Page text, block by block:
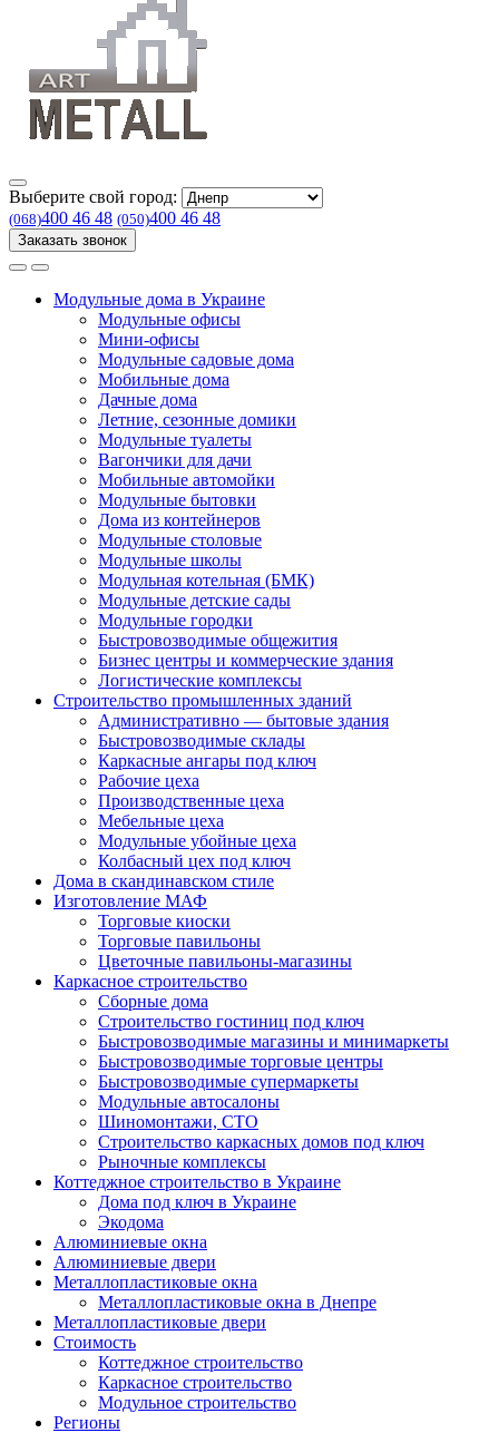
Выберите свой город:
(068)400 46 48 (050)400 46 48
Заказать звонок
Модульные дома в Украине
Модульные офисы
Мини-офисы
Модульные садовые дома
Мобильные дома
Дачные дома
Летние, сезонные домики
Модульные туалеты
Вагончики для дачи
Мобильные автомойки
Модульные бытовки
Дома из контейнеров
Модульные столовые
Модульные школы
Модульная котельная (БМК)
Модульные детские сады
Модульные городки
Быстровозводимые общежития
Бизнес центры и коммерческие здания
Логистические комплексы
Строительство промышленных зданий
Административно — бытовые здания
Быстровозводимые склады
Каркасные ангары под ключ
Рабочие цеха
Производственные цеха
Мебельные цеха
Модульные убойные цеха
Колбасный цех под ключ
Дома в скандинавском стиле
Изготовление МАФ
Торговые киоски
Торговые павильоны
Цветочные павильоны-магазины
Каркасное строительство
Сборные дома
Строительство гостиниц под ключ
Быстровозводимые магазины и минимаркеты
Быстровозводимые торговые центры
Быстровозводимые супермаркеты
Модульные автосалоны
Шиномонтажи, СТО
Строительство каркасных домов под ключ
Рыночные комплексы
Коттеджное строительство в Украине
Дома под ключ в Украине
Экодома
Алюминиевые окна
Алюминиевые двери
Металлопластиковые окна
Металлопластиковые окна в Днепре
Металлопластиковые двери
Стоимость
Коттеджное строительство
Каркасное строительство
Модульное строительство
Регионы